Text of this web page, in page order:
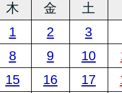
木 金 土
1
2
3
8 9 10
15 16 17